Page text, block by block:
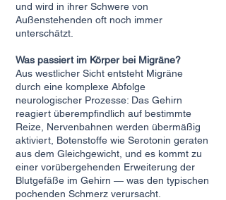
und wird in ihrer Schwere von
Außenstehenden oft noch immer
unterschätzt.
Was passiert im Körper bei Migräne?
Aus westlicher Sicht entsteht Migräne
durch eine komplexe Abfolge
neurologischer Prozesse: Das Gehirn
reagiert überempfindlich auf bestimmte
Reize, Nervenbahnen werden übermäßig
aktiviert, Botenstoffe wie Serotonin geraten
aus dem Gleichgewicht, und es kommt zu
einer vorübergehenden Erweiterung der
Blutgefäße im Gehirn — was den typischen
pochenden Schmerz verursacht.